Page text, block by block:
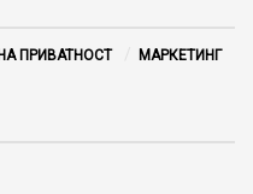
ПРИВАТНОСТ
МАРКЕТИНГ